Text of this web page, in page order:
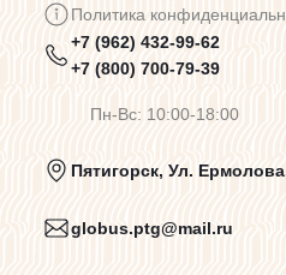
Предупреждения о
Политика
Пользовательское
Политика
+7 (962) 432-99-62
+7 (800) 700-79-39
Пн-Вс: 10:00-18:00
Пятигорск, Ул.
globus.ptg@mail.ru